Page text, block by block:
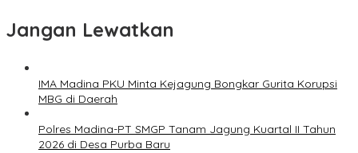
Jangan Lewatkan
IMA Madina PKU Minta Kejagung Bongkar Gurita Korupsi
MBG di Daerah
Polres Madina-PT SMGP Tanam Jagung Kuartal II Tahun
2026 di Desa Purba Baru